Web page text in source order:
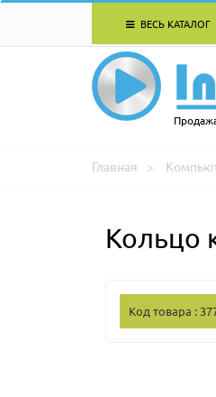
ВЕСЬ КАТАЛОГ
Главная
Кольцо
Код товара :